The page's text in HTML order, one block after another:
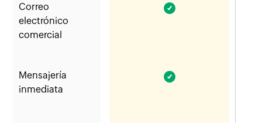
Correo
electrónico
comercial
Mensajería
inmediata
Zoho Mail: Sí
Zoho Mail: Sí